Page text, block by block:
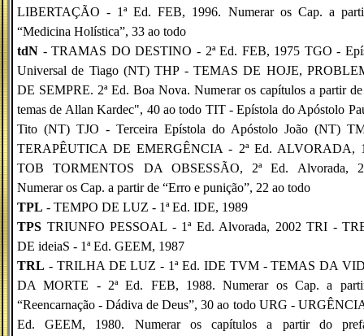
LIBERTAÇÃO - 1ª Ed. FEB, 1996. Numerar os Cap. a
“Medicina Holística”, 33 ao todo
tdN - TRAMAS DO DESTINO - 2ª Ed. FEB, 1975 TGO -
Universal de Tiago (NT) THP - TEMAS DE HOJE,
DE SEMPRE. 2ª Ed. Boa Nova. Nu­me­rar os capítulos a partir
temas de Allan Kardec", 40 ao todo TIT - Epístola do Apóstolo
Tito (NT) TJO - Terceira Epístola do Apóstolo João (NT)
TERAPÊUTICA DE EMERGÊNCIA - 2ª Ed. ALVORADA,
TOB TORMENTOS DA OBSESSÃO, 2ª Ed. Alvorada,
Numerar os Cap. a partir de “Erro e punição”, 22 ao todo
TPL - TEMPO DE LUZ - 1ª Ed. IDE, 1989
TPS TRIUNFO PESSOAL - 1ª Ed. Alvorada, 2002 TRI -
DE ideiaS - 1ª Ed. GEEM, 1987
TRL - TRILHA DE LUZ - 1ª Ed. IDE TVM - TEMAS DA
DA MORTE - 2ª Ed. FEB, 1988. Numerar os Cap. a
“Reencarnação - Dádiva de Deus”, 30 ao todo URG -
Ed. GEEM, 1980. Numerar os capítulos a partir do